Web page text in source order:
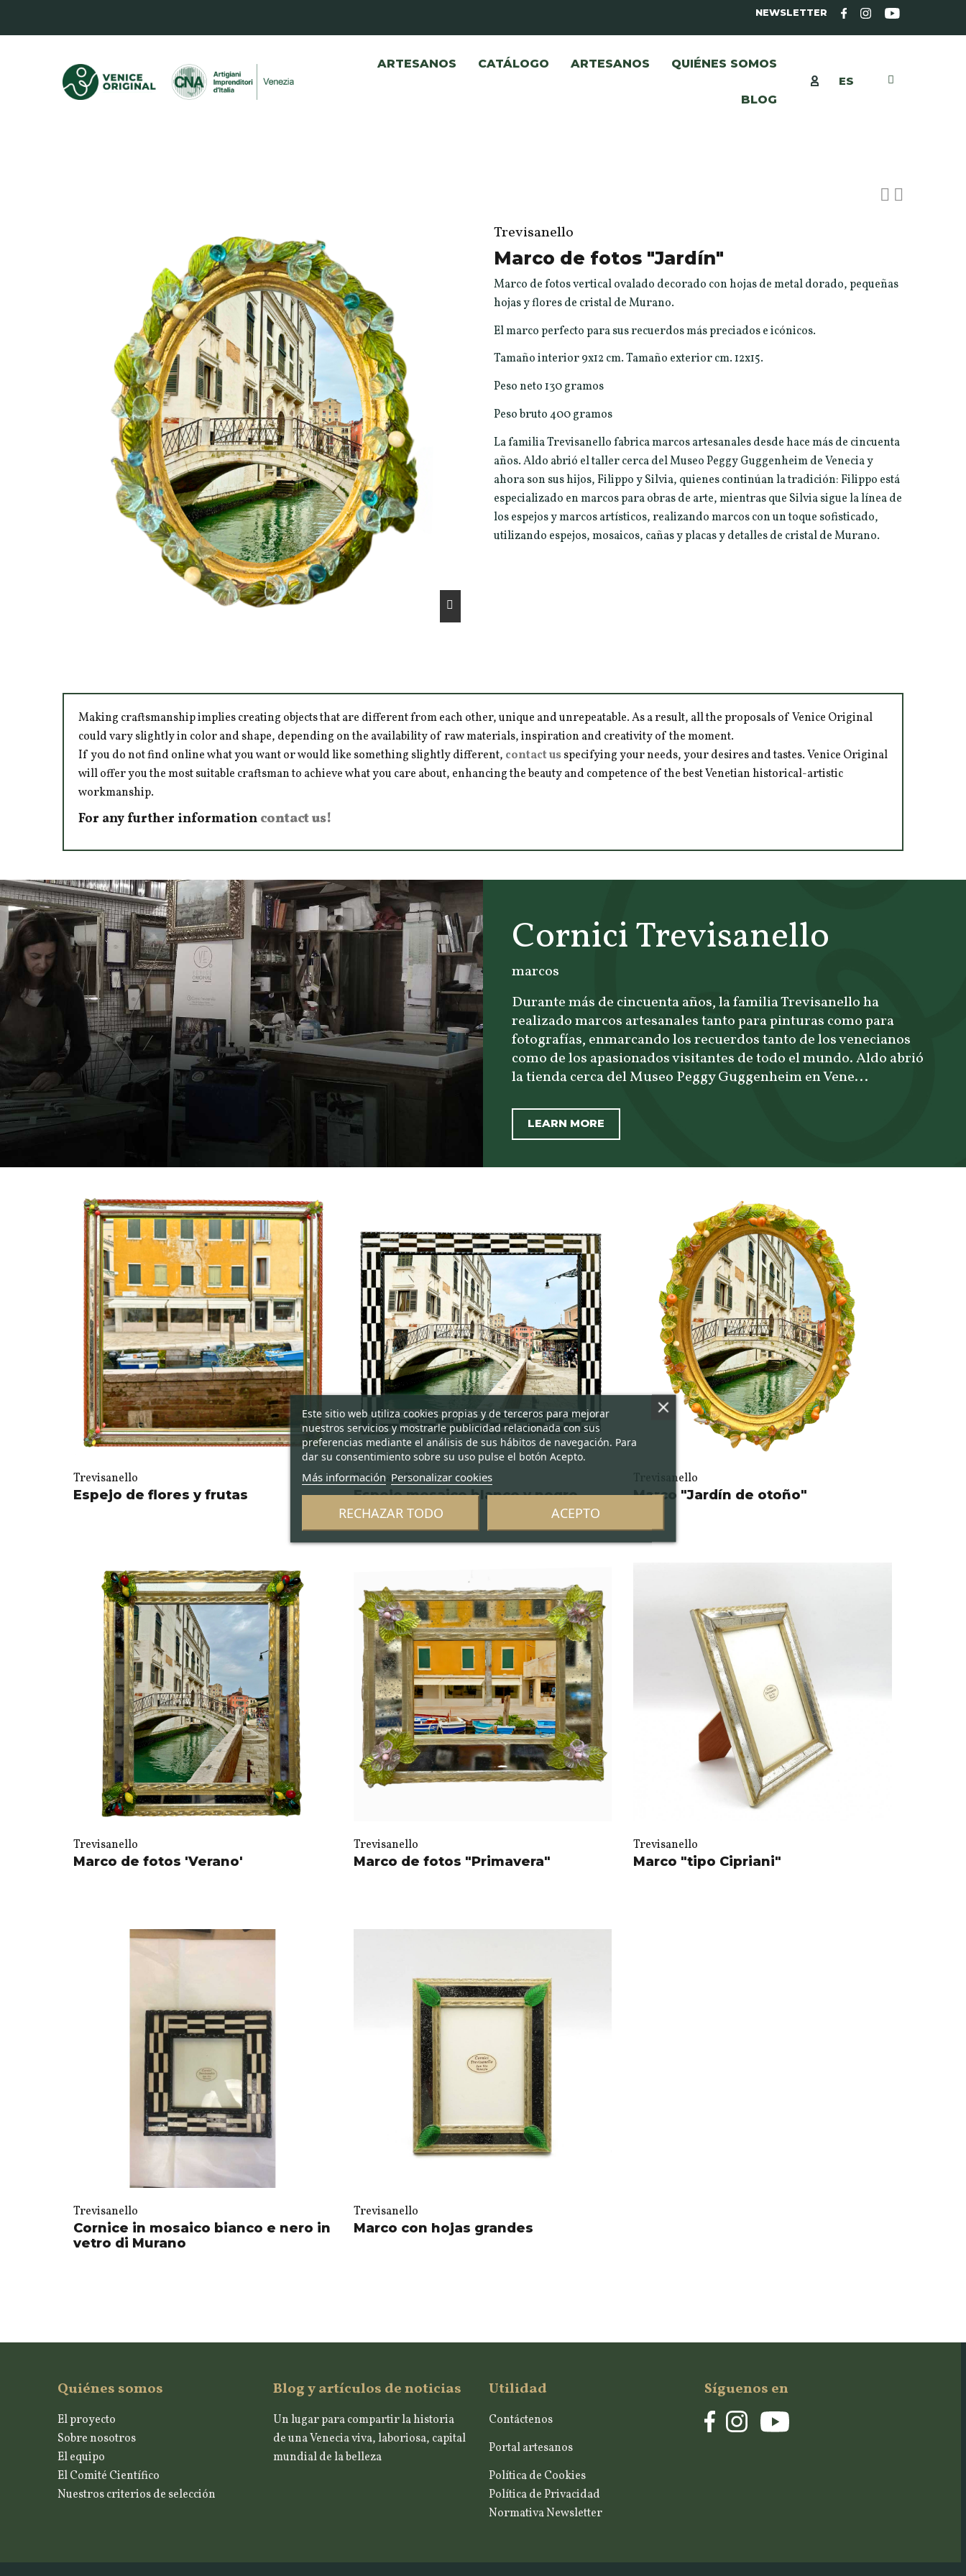
NEWSLETTER
ARTESANOS CATÁLOGO ARTESANOS QUIÉNES SOMOS
BLOG
ES
Trevisanello
Marco de fotos "Jardín"
Marco de fotos vertical ovalado decorado con hojas de metal dorado, pequeñas
hojas y flores de cristal de Murano.
El marco perfecto para sus recuerdos más preciados e icónicos.
Tamaño interior 9x12 cm. Tamaño exterior cm. 12x15.
Peso neto 130 gramos
Peso bruto 400 gramos
La familia Trevisanello fabrica marcos artesanales desde hace más de cincuenta
años. Aldo abrió el taller cerca del Museo Peggy Guggenheim de Venecia y
ahora son sus hijos, Filippo y Silvia, quienes continúan la tradición: Filippo está
especializado en marcos para obras de arte, mientras que Silvia sigue la línea de
los espejos y marcos artísticos, realizando marcos con un toque sofisticado,
utilizando espejos, mosaicos, cañas y placas y detalles de cristal de Murano.
Making craftsmanship implies creating objects that are different from each other, unique and unrepeatable. As a result, all the proposals of Venice Original
could vary slightly in color and shape, depending on the availability of raw materials, inspiration and creativity of the moment.
If you do not find online what you want or would like something slightly different, contact usspecifying your needs, your desires and tastes. Venice Original
will offer you the most suitable craftsman to achieve what you care about, enhancing the beauty and competence of the best Venetian historical-artistic
workmanship.
For any further information contact us!
Cornici Trevisanello
marcos
Durante más de cincuenta años, la familia Trevisanello ha
realizado marcos artesanales tanto para pinturas como para
fotografías, enmarcando los recuerdos tanto de los venecianos
como de los apasionados visitantes de todo el mundo. Aldo abrió
la tienda cerca del Museo Peggy Guggenheim en Vene...
LEARN MORE
Trevisanello
Espejo de flores y frutas
Trevisanello
Espejo mosaico blanco y negro
Trevisanello
Marco "Jardín de otoño"
Trevisanello
Marco de fotos 'Verano'
Trevisanello
Marco de fotos "Primavera"
Trevisanello
Marco "tipo Cipriani"
Trevisanello
Cornice in mosaico bianco e nero in
vetro di Murano
Trevisanello
Marco con hojas grandes
Quiénes somos
El proyecto
Sobre nosotros
El equipo
El Comité Científico
Nuestros criterios de selección
Blog y artículos de noticias
Un lugar para compartir la historia
de una Venecia viva, laboriosa, capital
mundial de la belleza
Utilidad
Contáctenos
Portal artesanos
Política de Cookies
Política de Privacidad
Normativa Newsletter
Síguenos en
Este sitio web utiliza cookies propias y de terceros para mejorar
nuestros servicios y mostrarle publicidad relacionada con sus
preferencias mediante el análisis de sus hábitos de navegación. Para
dar su consentimiento sobre su uso pulse el botón Acepto.
Más información Personalizar cookies
RECHAZAR TODO ACEPTO